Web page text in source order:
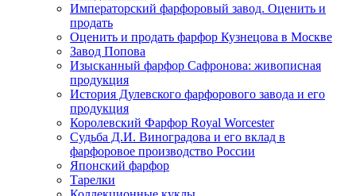
Императорский фарфоровый завод. Оценить и
продать
Оценить и продать фарфор Кузнецова в Москве
Завод Попова
Изысканный фарфор Сафронова: живописная
продукция
История Дулевского фарфорового завода и его
продукция
Королевский Фарфор Royal Worcester
Судьба Д.И. Виноградова и его вклад в
фарфоровое производство России
Японский фарфор
Тарелки